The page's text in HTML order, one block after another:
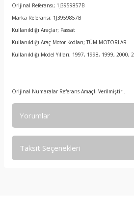
Orijinal Referansı; 1J3959857B
Marka Referansı; 1J3959857B
Kullanıldığı Araçlar; Passat
Kullanıldığı Araç Motor Kodları; TÜM MOTORLAR
Kullanıldığı Model Yılları; 1997, 1998, 1999,
Orijinal Numaralar Referans Amaçlı Verilmiştir..
Yorumlar
Taksit Seçenekleri